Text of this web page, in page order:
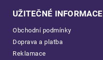
UŽITEČNÉ INFORMACE
Obchodní podmínky
Doprava a platba
Reklamace